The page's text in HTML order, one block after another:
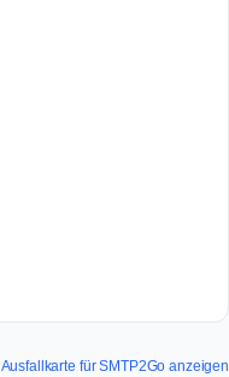
Ausfallkarte für SMTP2Go anzeigen